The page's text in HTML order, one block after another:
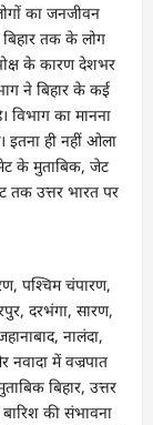
का जनजीवन
तक के लोग
के कारण देशभर
ने बिहार के कई
विभाग का मानना
इतना ही नहीं ओला
के मुताबिक, जेट
तक उत्तर भारत पर
पश्चिम चंपारण,
दरभंगा, सारण,
नालंदा,
में वज्रपात
बिहार, उत्तर
की संभावना